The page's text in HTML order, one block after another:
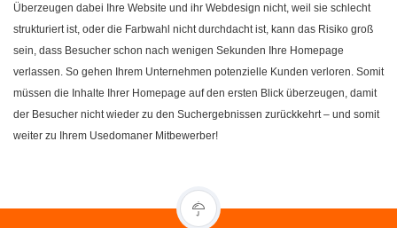
Überzeugen dabei Ihre Website und ihr Webdesign nicht, weil sie schlecht
strukturiert ist, oder die Farbwahl nicht durchdacht ist, kann das Risiko groß
sein, dass Besucher schon nach wenigen Sekunden Ihre Homepage
verlassen. So gehen Ihrem Unternehmen potenzielle Kunden verloren. Somit
müssen die Inhalte Ihrer Homepage auf den ersten Blick überzeugen, damit
der Besucher nicht wieder zu den Suchergebnissen zurückkehrt – und somit
weiter zu Ihrem Usedomaner Mitbewerber!